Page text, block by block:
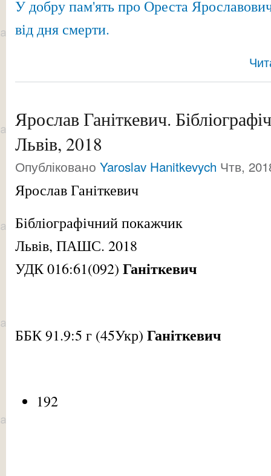
У добру пам'ять про Ореста
від дня смерти.
Ярослав Ганіткевич.
Львів, 2018
Опубліковано Yaroslav Hanitkevych Чтв,
Ярослав Ганіткевич
Бібліографічний покажчик
Львів, ПАШС. 2018
УДК 016:61(092) Ганіткевич
ББК 91.9:5 г (45Укр) Ганіткевич
192